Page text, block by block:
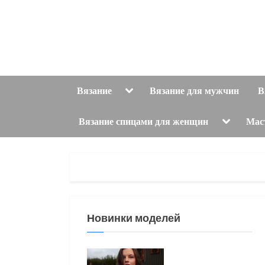
Вязание ToggleВязание для мужчин
Вязание спицами для женщин Toggle
menu
Новинки моделей